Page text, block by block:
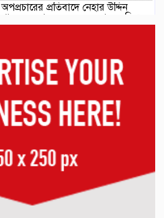
অপপ্রচারের প্রতিবাদে নেহার উদ্দিন
খানের সংবাদ সম্মেলন: অন্যায়ের বিরুদ্ধে
আমার কণ্ঠ রোধ করা যাবে না
কাঠালিয়ায় বসতঘরে হামলার হুমকির
অভিযোগ, প্রশাসন ও সাংবাদিকদের
কাছে অভিযোগ।
মাদকবিরোধী অভিযানে বিশেষ পুরস্কারে
ভূষিত কলাপাড়া থানার এসআই জাহিদ
বেতাগীতে দোকানের জমি আত্মসাতে :
ইউপি চেয়ারম্যানের বিরুদ্ধে প্রতারণা ও
প্রাণনাশের হুমকির অভিযোগ